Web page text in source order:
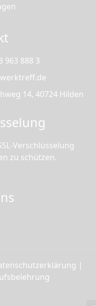
963 888 3
14, 40724 Hilden
Verschlüsselung
zu schützen.
|